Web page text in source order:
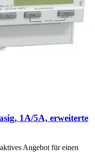
1A/5A, erweiterte
Angebot für einen